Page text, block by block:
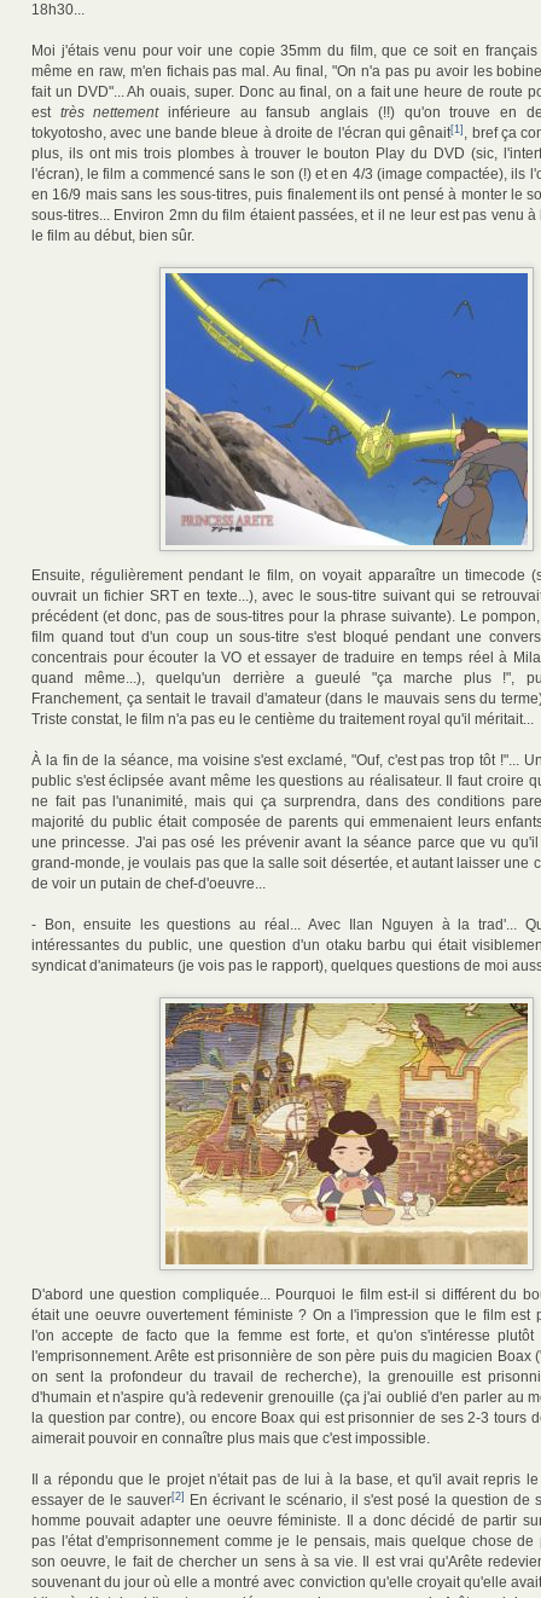
18h30...
Moi j'étais venu pour voir une copie 35mm du film, que ce soit en
même en raw, m'en fichais pas mal. Au final, "On n'a pas pu avoir les
fait un DVD"... Ah ouais, super. Donc au final, on a fait une heure de route
est très nettementinférieure au fansub anglais (!!) qu'on trouve en
tokyotosho, avec une bande bleue à droite de l'écran qui gênait[1] , bref ça
plus, ils ont mis trois plombes à trouver le bouton Play du DVD (sic,
l'écran), le film a commencé sans le son (!) et en 4/3 (image compactée), ils
en 16/9 mais sans les sous-titres, puis finalement ils ont pensé à monter le
sous-titres... Environ 2mn du film étaient passées, et il ne leur est pas venu à
le film au début, bien sûr.
Ensuite, régulièrement pendant le film, on voyait apparaître un timecode
ouvrait un fichier SRT en texte...), avec le sous-titre suivant qui se
précédent (et donc, pas de sous-titres pour la phrase suivante). Le
film quand tout d'un coup un sous-titre s'est bloqué pendant une
concentrais pour écouter la VO et essayer de traduire en temps réel à
quand même...), quelqu'un derrière a gueulé "ça marche plus !",
Franchement, ça sentait le travail d'amateur (dans le mauvais sens du
Triste constat, le film n'a pas eu le centième du traitement royal qu'il méritait...
À la fin de la séance, ma voisine s'est exclamé, "Ouf, c'est pas trop tôt !"...
public s'est éclipsée avant même les questions au réalisateur. Il faut croire
ne fait pas l'unanimité, mais qui ça surprendra, dans des conditions
majorité du public était composée de parents qui emmenaient leurs
une princesse. J'ai pas osé les prévenir avant la séance parce que vu
grand-monde, je voulais pas que la salle soit désertée, et autant laisser une
de voir un putain de chef-d'oeuvre...
- Bon, ensuite les questions au réal... Avec Ilan Nguyen à la trad'...
intéressantes du public, une question d'un otaku barbu qui était
syndicat d'animateurs (je vois pas le rapport), quelques questions de moi
D'abord une question compliquée... Pourquoi le film est-il si différent du
était une oeuvre ouvertement féministe ? On a l'impression que le film est
l'on accepte de facto que la femme est forte, et qu'on s'intéresse
l'emprisonnement. Arête est prisonnière de son père puis du magicien Boax
on sent la profondeur du travail de recherche), la grenouille est
d'humain et n'aspire qu'à redevenir grenouille (ça j'ai oublié d'en parler au
la question par contre), ou encore Boax qui est prisonnier de ses 2-3 tours
aimerait pouvoir en connaître plus mais que c'est impossible.
Il a répondu que le projet n'était pas de lui à la base, et qu'il avait repris
essayer de le sauver[2]
En écrivant le scénario, il s'est posé la question de
homme pouvait adapter une oeuvre féministe. Il a donc décidé de partir
pas l'état d'emprisonnement comme je le pensais, mais quelque chose de
son oeuvre, le fait de chercher un sens à sa vie. Il est vrai qu'Arête
souvenant du jour où elle a montré avec conviction qu'elle croyait qu'elle